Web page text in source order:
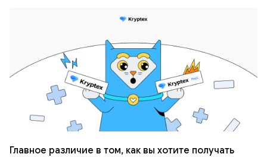
Главное различие в том, как вы хотите получать